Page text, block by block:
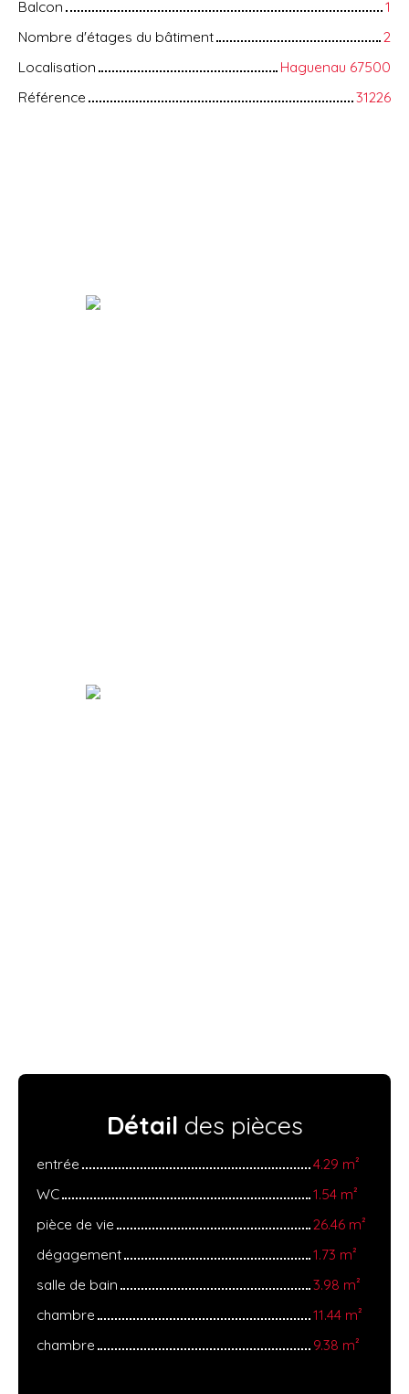
Balcon
1
Nombre d'étages du bâtiment
2
Localisation
Haguenau 67500
Référence
31226
Détail des pièces
entrée
4.29 m²
WC
1.54 m²
pièce de vie
26.46 m²
dégagement
1.73 m²
salle de bain
3.98 m²
chambre
11.44 m²
chambre
9.38 m²